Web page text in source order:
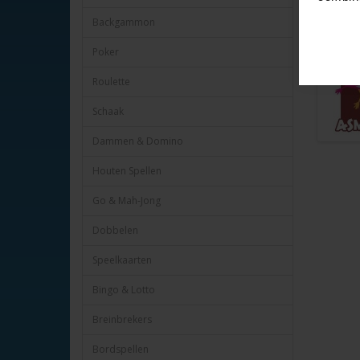
Backgammon
Poker
Roulette
Schaak
Dammen & Domino
Houten Spellen
Go & Mah-Jong
Dobbelen
Speelkaarten
Bingo & Lotto
Breinbrekers
Bordspellen